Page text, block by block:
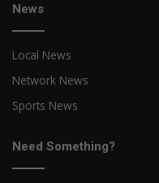
News
Local News
Network News
Sports News
Need Something?